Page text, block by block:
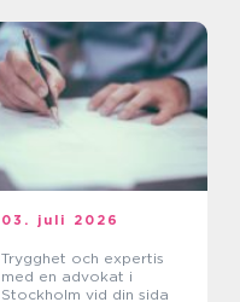
03. juli 2026
Trygghet och expertis
med en advokat i
Stockholm vid din sida